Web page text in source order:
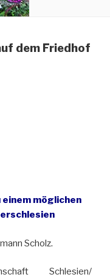
dem Friedhof
möglichen
Scholz.
Schlesien/